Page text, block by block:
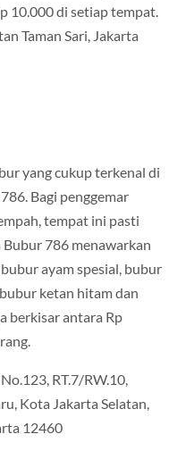
10.000 di setiap tempat.
Taman Sari, Jakarta
yang cukup terkenal di
Bagi penggemar
tempat ini pasti
786 menawarkan
ayam spesial, bubur
ketan hitam dan
berkisar antara Rp
RT.7/RW.10,
Kota Jakarta Selatan,
12460